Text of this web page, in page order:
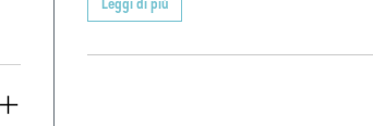
Leggi di più